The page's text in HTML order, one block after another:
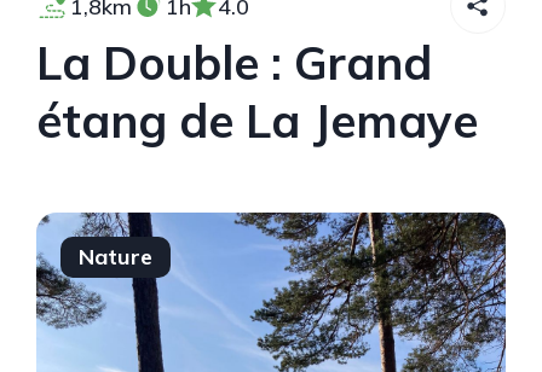
1,8km 1h 4.0
La Double : Grand
étang de La Jemaye
Nature